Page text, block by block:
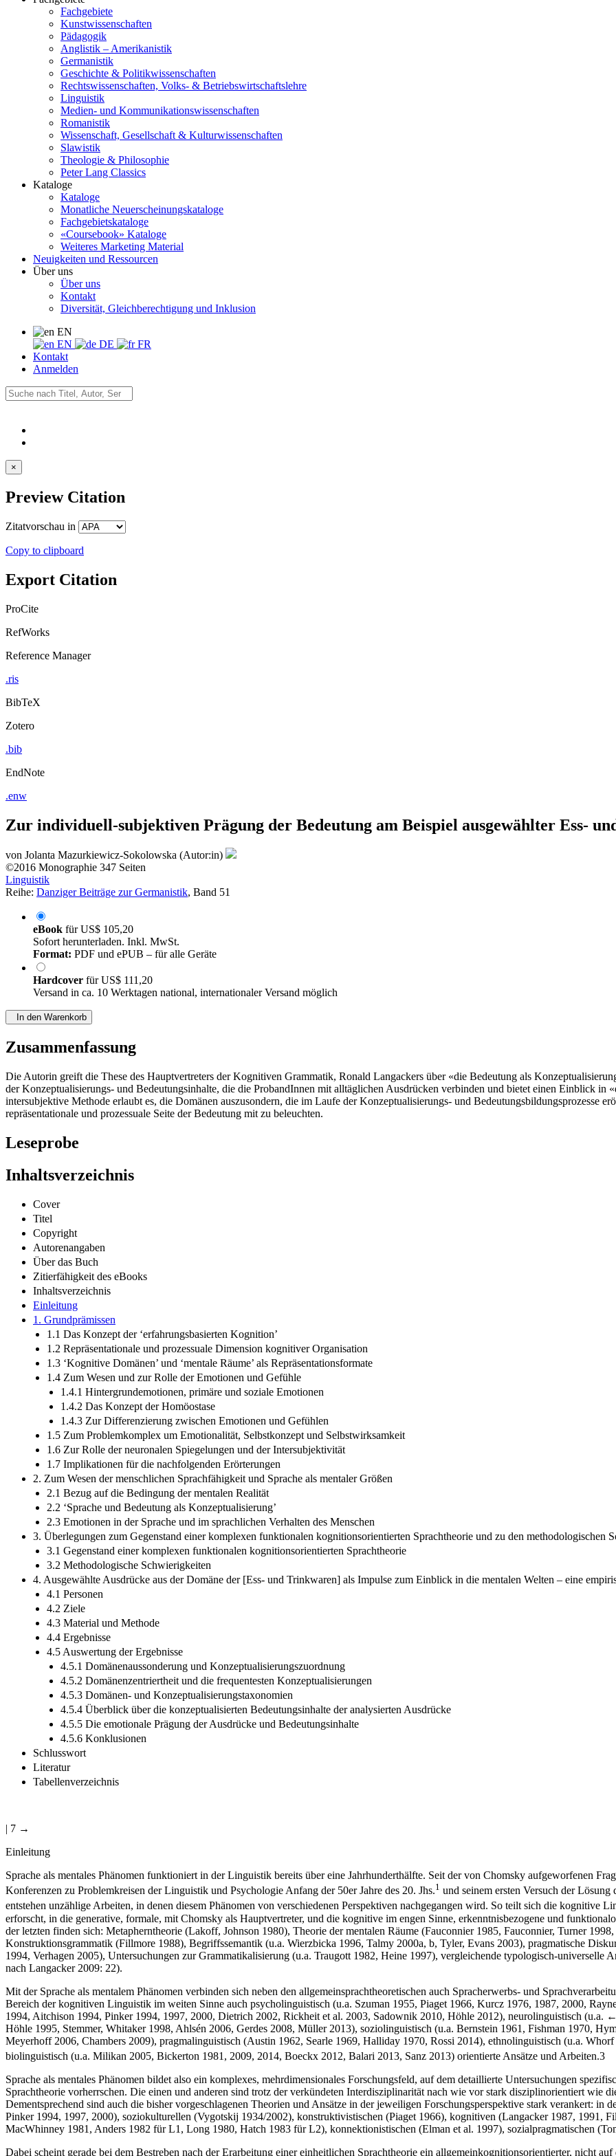
Fachgebiete
Kunstwissenschaften
Pädagogik
Anglistik – Amerikanistik
Germanistik
Geschichte & Politikwissenschaften
Rechtswissenschaften, Volks- & Betriebswirtschaftslehre
Linguistik
Medien- und Kommunikationswissenschaften
Romanistik
Wissenschaft, Gesellschaft & Kulturwissenschaften
Slawistik
Theologie & Philosophie
Peter Lang Classics
Kataloge
Kataloge
Monatliche Neuerscheinungskataloge
Fachgebietskataloge
«Coursebook» Kataloge
Weiteres Marketing Material
Neuigkeiten und Ressourcen
Über uns
Über uns
Kontakt
Diversität, Gleichberechtigung und Inklusion
EN
EN
DE
FR
Kontakt
Anmelden
×
Preview Citation
Zitatvorschau in
Copy to clipboard
Export Citation
ProCite
RefWorks
Reference Manager
.ris
BibTeX
Zotero
.bib
EndNote
.enw
Zur individuell-subjektiven Prägung der Bedeutung am Beispiel ausgewählter Ess-
von Jolanta Mazurkiewicz-Sokolowska (Autor:in)
©2016 Monographie 347 Seiten
Linguistik
Reihe: Danziger Beiträge zur Germanistik, Band 51
eBook fürUS$ 105,20
Sofort herunterladen. Inkl. MwSt.
Format: PDF und ePUB – für alle Geräte
Hardcover fürUS$ 111,20
Versand in ca. 10 Werktagen national, internationaler Versand möglich
In den Warenkorb
Zusammenfassung
Die Autorin greift die These des Hauptvertreters der Kognitiven Grammatik, Ronald Langackers über «die Bedeutung als
der Konzeptualisierungs- und Bedeutungsinhalte, die die ProbandInnen mit alltäglichen Ausdrücken verbinden und bietet einen Einblick in
intersubjektive Methode erlaubt es, die Domänen auszusondern, die im Laufe der Konzeptualisierungs- und Bedeutungsbildungsprozesse
repräsentationale und prozessuale Seite der Bedeutung mit zu beleuchten.
Leseprobe
Inhaltsverzeichnis
Cover
Titel
Copyright
Autorenangaben
Über das Buch
Zitierfähigkeit des eBooks
Inhaltsverzeichnis
Einleitung
1. Grundprämissen
1.1 Das Konzept der ‘erfahrungsbasierten Kognition’
1.2 Repräsentationale und prozessuale Dimension kognitiver Organisation
1.3 ‘Kognitive Domänen’ und ‘mentale Räume’ als Repräsentationsformate
1.4 Zum Wesen und zur Rolle der Emotionen und Gefühle
1.4.1 Hintergrundemotionen, primäre und soziale Emotionen
1.4.2 Das Konzept der Homöostase
1.4.3 Zur Differenzierung zwischen Emotionen und Gefühlen
1.5 Zum Problemkomplex um Emotionalität, Selbstkonzept und Selbstwirksamkeit
1.6 Zur Rolle der neuronalen Spiegelungen und der Intersubjektivität
1.7 Implikationen für die nachfolgenden Erörterungen
2. Zum Wesen der menschlichen Sprachfähigkeit und Sprache als mentaler Größen
2.1 Bezug auf die Bedingung der mentalen Realität
2.2 ‘Sprache und Bedeutung als Konzeptualisierung’
2.3 Emotionen in der Sprache und im sprachlichen Verhalten des Menschen
3. Überlegungen zum Gegenstand einer komplexen funktionalen kognitionsorientierten Sprachtheorie und zu den methodologischen
3.1 Gegenstand einer komplexen funktionalen kognitionsorientierten Sprachtheorie
3.2 Methodologische Schwierigkeiten
4. Ausgewählte Ausdrücke aus der Domäne der [Ess- und Trinkwaren] als Impulse zum Einblick in die mentalen Welten – eine
4.1 Personen
4.2 Ziele
4.3 Material und Methode
4.4 Ergebnisse
4.5 Auswertung der Ergebnisse
4.5.1 Domänenaussonderung und Konzeptualisierungszuordnung
4.5.2 Domänenzentriertheit und die frequentesten Konzeptualisierungen
4.5.3 Domänen- und Konzeptualisierungstaxonomien
4.5.4 Überblick über die konzeptualisierten Bedeutungsinhalte der analysierten Ausdrücke
4.5.5 Die emotionale Prägung der Ausdrücke und Bedeutungsinhalte
4.5.6 Konklusionen
Schlusswort
Literatur
Tabellenverzeichnis
| 7 →
Einleitung
Sprache als mentales Phänomen funktioniert in der Linguistik bereits über eine Jahrhunderthälfte. Seit der von Chomsky aufgeworfenen
Konferenzen zu Problemkreisen der Linguistik und Psychologie Anfang der 50er Jahre des 20. Jhs.1 und seinem ersten Versuch der Lösung
entstehen unzählige Arbeiten, in denen diesem Phänomen von verschiedenen Perspektiven nachgegangen wird. So teilt sich die kognitive
erforscht, in die generative, formale, mit Chomsky als Hauptvertreter, und die kognitive im engen Sinne, erkenntnisbezogene und
der letzten finden sich: Metapherntheorie (Lakoff, Johnson 1980), Theorie der mentalen Räume (Fauconnier 1985, Fauconnier, Turner
Konstruktionsgrammatik (Fillmore 1988), Begriffssemantik (u.a. Wierzbicka 1996, Talmy 2000a, b, Tyler, Evans 2003), pragmatische
1994, Verhagen 2005), Untersuchungen zur Grammatikalisierung (u.a. Traugott 1982, Heine 1997), vergleichende typologisch-
nach Langacker 2009: 22).
Mit der Sprache als mentalem Phänomen verbinden sich neben den allgemeinsprachtheoretischen auch Spracherwerbs- und
Bereich der kognitiven Linguistik im weiten Sinne auch psycholinguistisch (u.a. Szuman 1955, Piaget 1966, Kurcz 1976, 1987, 2000,
1994, Aitchison 1994, Pinker 1994, 1997, 2000, Dietrich 2002, Rickheit et al. 2003, Sadownik 2010, Höhle 2012), neurolinguistisch (u.a.
Höhle 1995, Stemmer, Whitaker 1998, Ahlsén 2006, Gerdes 2008, Müller 2013), soziolinguistisch (u.a. Bernstein 1961, Fishman 1970,
Meyerhoff 2006, Chambers 2009), pragmalinguistisch (Austin 1962, Searle 1969, Halliday 1970, Rossi 2014), ethnolinguistisch (u.a.
biolinguistisch (u.a. Milikan 2005, Bickerton 1981, 2009, 2014, Boeckx 2012, Balari 2013, Sanz 2013) orientierte Ansätze und Arbeiten.3
Sprache als mentales Phänomen bildet also ein komplexes, mehrdimensionales Forschungsfeld, auf dem detaillierte Untersuchungen
Sprachtheorie vorherrschen. Die einen und anderen sind trotz der verkündeten Interdisziplinarität nach wie vor stark disziplinorientiert wie
Dementsprechend sind auch die bisher vorgeschlagenen Theorien und Ansätze in der jeweiligen Forschungsperspektive stark verankert:
Pinker 1994, 1997, 2000), soziokulturellen (Vygotskij 1934/2002), konstruktivistischen (Piaget 1966), kognitiven (Langacker 1987, 1991,
MacWhinney 1981, Anders 1982 für L1, Long 1980, Hatch 1983 für L2), konnektionistischen (Elman et al. 1997), sozialpragmatischen
Dabei scheint gerade bei dem Bestreben nach der Erarbeitung einer einheitlichen Sprachtheorie ein allgemeinkognitionsorientierter, nicht